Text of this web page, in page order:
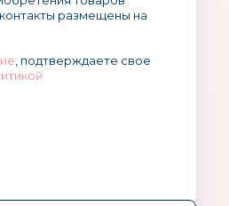
размещены на
, подтверждаете свое